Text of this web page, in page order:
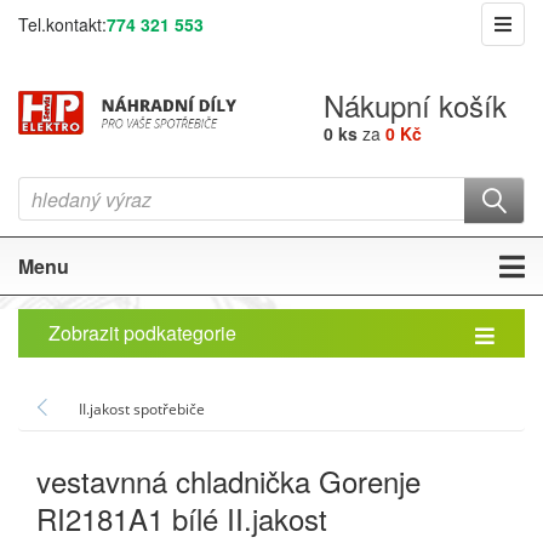
Tel.kontakt:774 321 553
Nákupní košík
0 ks za 0 Kč
Menu
Zobrazit podkategorie
II.jakost spotřebiče
vestavnná chladnička Gorenje
RI2181A1 bílé II.jakost